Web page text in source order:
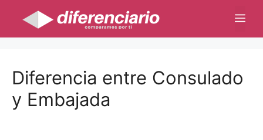
contenido
Diferencia entre Consulado
y Embajada